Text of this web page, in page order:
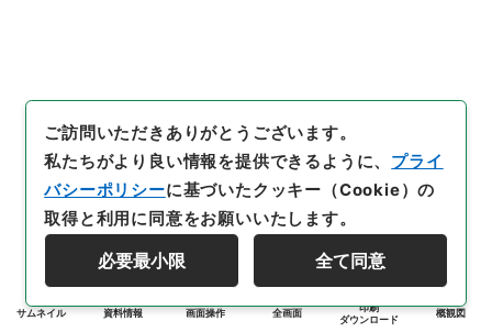
サムネイル 資料情報 画面操作 全画面
印刷
ダウンロード
概観図
ご訪問いただきありがとうございます。
私たちがより良い情報を提供できるように、 プライ
バシーポリシーに基づいたクッキー（Cookie）の
取得と利用に同意をお願いいたします。
必要最小限 全て同意